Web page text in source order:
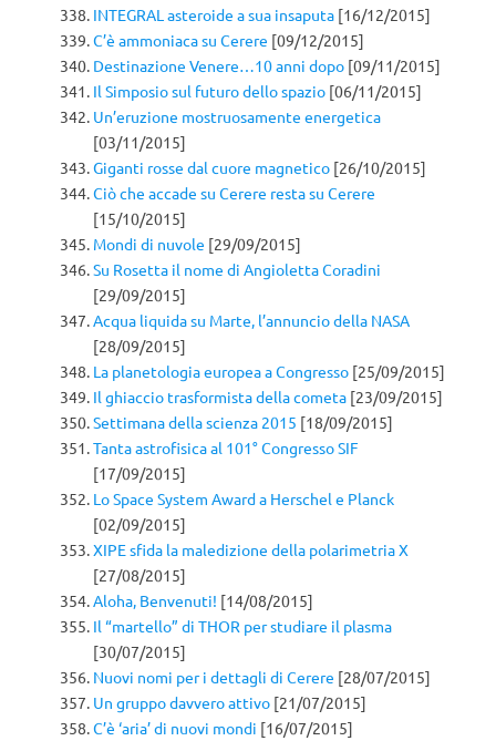
INTEGRAL asteroide a sua insaputa [16/12/2015]
C’è ammoniaca su Cerere [09/12/2015]
Destinazione Venere…10 anni dopo [09/11/2015]
Il Simposio sul futuro dello spazio [06/11/2015]
Un’eruzione mostruosamente energetica
[03/11/2015]
Giganti rosse dal cuore magnetico [26/10/2015]
Ciò che accade su Cerere resta su Cerere
[15/10/2015]
Mondi di nuvole [29/09/2015]
Su Rosetta il nome di Angioletta Coradini
[29/09/2015]
Acqua liquida su Marte, l’annuncio della NASA
[28/09/2015]
La planetologia europea a Congresso [25/09/2015]
Il ghiaccio trasformista della cometa [23/09/2015]
Settimana della scienza 2015 [18/09/2015]
Tanta astrofisica al 101° Congresso SIF
[17/09/2015]
Lo Space System Award a Herschel e Planck
[02/09/2015]
XIPE sfida la maledizione della polarimetria X
[27/08/2015]
Aloha, Benvenuti! [14/08/2015]
Il “martello” di THOR per studiare il plasma
[30/07/2015]
Nuovi nomi per i dettagli di Cerere [28/07/2015]
Un gruppo davvero attivo [21/07/2015]
C’è ‘aria’ di nuovi mondi [16/07/2015]